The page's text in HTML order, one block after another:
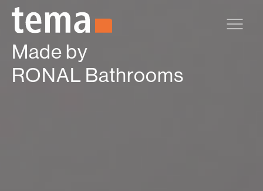
Zum Hauptinhalt springen
Made by
RONAL Bathrooms